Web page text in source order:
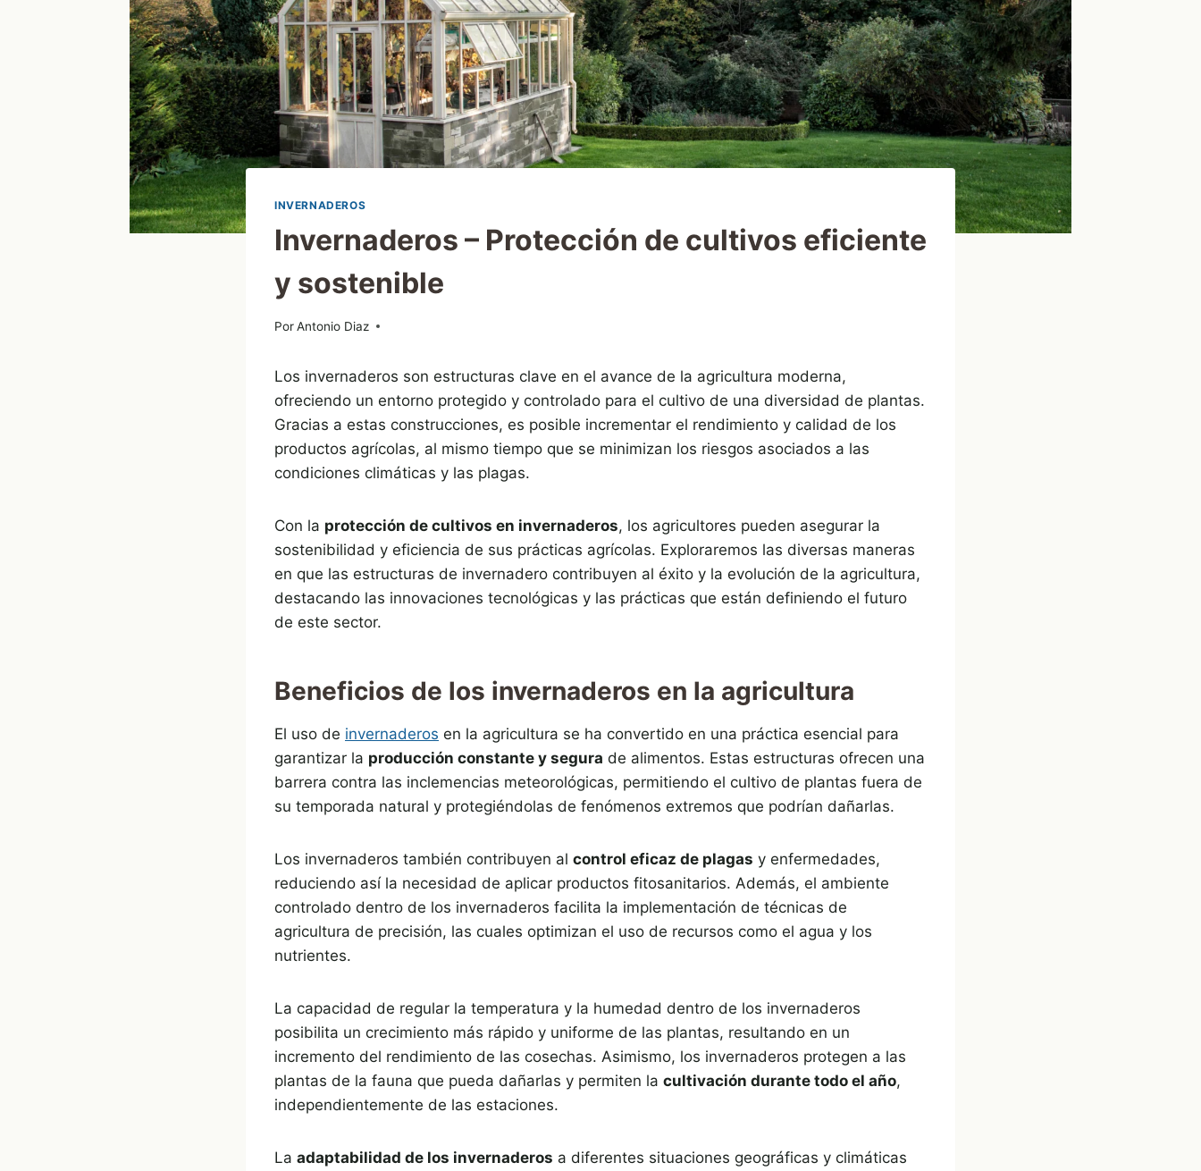
INVERNADEROS
Invernaderos – Protección de cultivos eficiente
y sostenible
PorAntonio Diaz
24/05/2024
Los invernaderos son estructuras clave en el avance de la agricultura moderna,
ofreciendo un entorno protegido y controlado para el cultivo de una diversidad de plantas.
Gracias a estas construcciones, es posible incrementar el rendimiento y calidad de los
productos agrícolas, al mismo tiempo que se minimizan los riesgos asociados a las
condiciones climáticas y las plagas.
Con la protección de cultivos en invernaderos, los agricultores pueden asegurar la
sostenibilidad y eficiencia de sus prácticas agrícolas. Exploraremos las diversas maneras
en que las estructuras de invernadero contribuyen al éxito y la evolución de la agricultura,
destacando las innovaciones tecnológicas y las prácticas que están definiendo el futuro
de este sector.
Beneficios de los invernaderos en la agricultura
El uso de invernaderos en la agricultura se ha convertido en una práctica esencial para
garantizar la producción constante y segura de alimentos. Estas estructuras ofrecen una
barrera contra las inclemencias meteorológicas, permitiendo el cultivo de plantas fuera de
su temporada natural y protegiéndolas de fenómenos extremos que podrían dañarlas.
Los invernaderos también contribuyen al control eficaz de plagas y enfermedades,
reduciendo así la necesidad de aplicar productos fitosanitarios. Además, el ambiente
controlado dentro de los invernaderos facilita la implementación de técnicas de
agricultura de precisión, las cuales optimizan el uso de recursos como el agua y los
nutrientes.
La capacidad de regular la temperatura y la humedad dentro de los invernaderos
posibilita un crecimiento más rápido y uniforme de las plantas, resultando en un
incremento del rendimiento de las cosechas. Asimismo, los invernaderos protegen a las
plantas de la fauna que pueda dañarlas y permiten la cultivación durante todo el año,
independientemente de las estaciones.
La adaptabilidad de los invernaderos a diferentes situaciones geográficas y climáticas